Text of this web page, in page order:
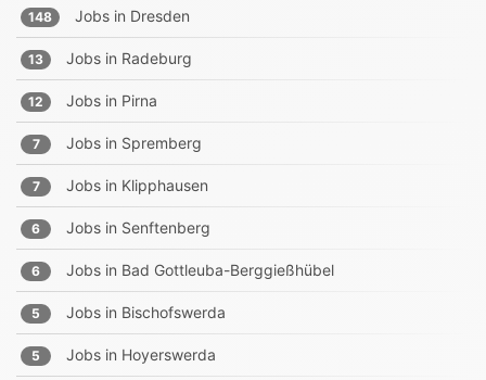
148 Jobs in Dresden
13 Jobs in Radeburg
12 Jobs in Pirna
7 Jobs in Spremberg
7 Jobs in Klipphausen
6 Jobs in Senftenberg
6 Jobs in Bad Gottleuba-Berggießhübel
5 Jobs in Bischofswerda
5 Jobs in Hoyerswerda